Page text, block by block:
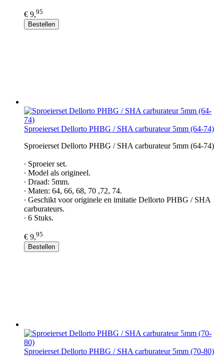
€ 9,95
Bestellen
Sproeierset Dellorto PHBG / SHA carburateur 5mm (64-74)
Sproeierset Dellorto PHBG / SHA carburateur 5mm (64-74)
∙ Sproeier set.
∙ Model als origineel.
∙ Draad: 5mm.
∙ Maten: 64, 66, 68, 70 ,72, 74.
∙ Geschikt voor originele en imitatie Dellorto PHBG / SHA
carburateurs.
∙ 6 Stuks.
€ 9,95
Bestellen
Sproeierset Dellorto PHBG / SHA carburateur 5mm (70-80)